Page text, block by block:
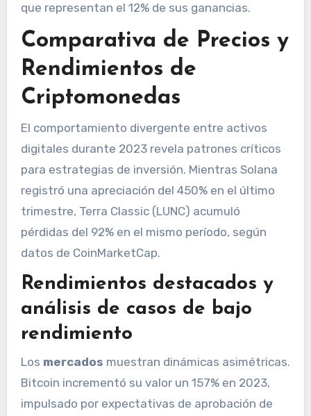
que representan el 12% de sus ganancias.
Comparativa de Precios y
Rendimientos de
Criptomonedas
El comportamiento divergente entre activos
digitales durante 2023 revela patrones críticos
para estrategias de inversión. Mientras Solana
registró una apreciación del 450% en el último
trimestre, Terra Classic (LUNC) acumuló
pérdidas del 92% en el mismo período, según
datos de CoinMarketCap.
Rendimientos destacados y
análisis de casos de bajo
rendimiento
Los mercados muestran dinámicas asimétricas.
Bitcoin incrementó su valor un 157% en 2023,
impulsado por expectativas de aprobación de